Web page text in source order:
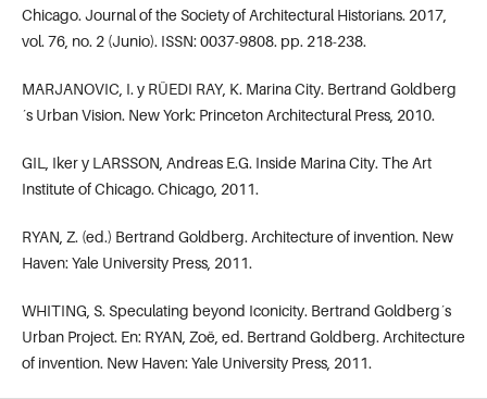
Chicago. Journal of the Society of Architectural Historians. 2017,
vol. 76, no. 2 (Junio). ISSN: 0037-9808. pp. 218-238.
MARJANOVIC, I. y RÜEDI RAY, K. Marina City. Bertrand Goldberg
´s Urban Vision. New York: Princeton Architectural Press, 2010.
GIL, Iker y LARSSON, Andreas E.G. Inside Marina City. The Art
Institute of Chicago. Chicago, 2011.
RYAN, Z. (ed.) Bertrand Goldberg. Architecture of invention. New
Haven: Yale University Press, 2011.
WHITING, S. Speculating beyond Iconicity. Bertrand Goldberg´s
Urban Project. En: RYAN, Zoë, ed. Bertrand Goldberg. Architecture
of invention. New Haven: Yale University Press, 2011.